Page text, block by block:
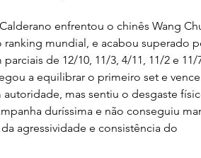
enfrentou o chinês Wang
ranking mundial, e acabou superado
parciais de 12/10, 11/3, 4/11, 11/2 e
a equilibrar o primeiro set e
autoridade, mas sentiu o desgaste
duríssima e não conseguiu
agressividade e consistência do